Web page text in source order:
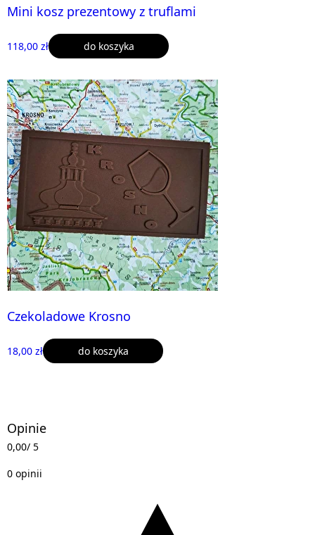
Mini kosz prezentowy z truflami
118,00 zł do koszyka
Czekoladowe Krosno
18,00 zł do koszyka
Opinie
0,00/ 5
0 opinii